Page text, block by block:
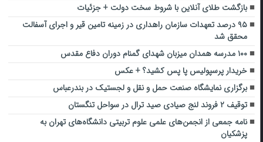
بازگشت طلای آنلاین با شروط سخت دولت + جزئیات
۹۵ درصد تعهدات سازمان راهداری در زمینه تامین قیر و اجرای آسفالت
محقق شد
۱۰۰ مدرسه همدان میزبان شهدای گمنام دوران دفاع مقدس
خریدار پرسپولیس پا پس کشید؟ + عکس
برگزاری نمایشگاه صنعت حمل و نقل و لجستیک در بندرعباس
توقیف ۲ فروند لنج صیادی صید ترال در سواحل تنگستان
نامه جمعی از انجمن‌های علمی علوم تربیتی دانشگاه‌های تهران به
پزشکیان